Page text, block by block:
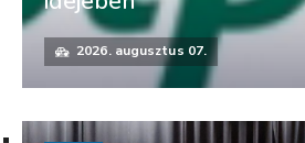
2026. augusztus 07.